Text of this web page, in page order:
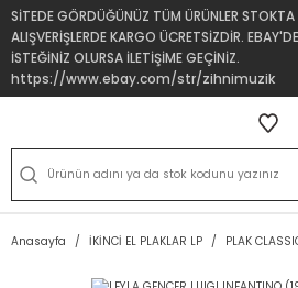
SİTEDE GÖRDÜĞÜNÜZ TÜM ÜRÜNLER
ALIŞVERİŞLERDE KARGO ÜCRETSİZDİR.
İSTEĞİNİZ OLURSA İLETİŞİME GEÇİNİZ.
https://www.ebay.com/str/zihnimuzik
Anasayfa İKİNCİ EL PLAKLAR LP PLAK